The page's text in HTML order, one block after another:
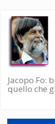
Salta
contenuto
principale
Jacopo Fo:
quello che